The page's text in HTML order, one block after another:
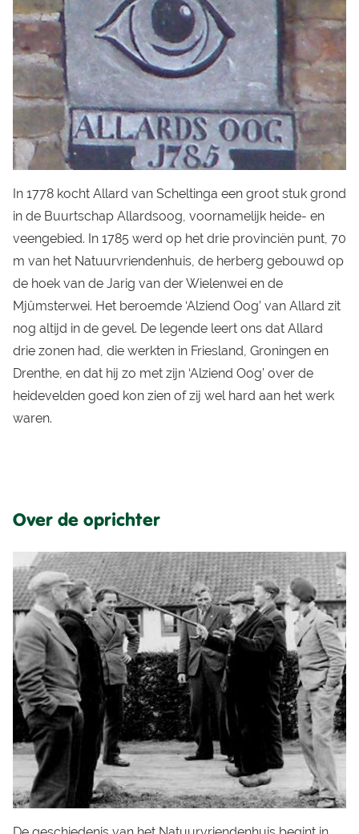
In 1778 kocht Allard van Scheltinga een groot stuk grond
in de Buurtschap Allardsoog, voornamelijk heide- en
veengebied. In 1785 werd op het drie provinciën punt, 70
m van het Natuurvriendenhuis, de herberg gebouwd op
de hoek van de Jarig van der Wielenwei en de
Mjûmsterwei. Het beroemde ‘Alziend Oog’ van Allard zit
nog altijd in de gevel. De legende leert ons dat Allard
drie zonen had, die werkten in Friesland, Groningen en
Drenthe, en dat hij zo met zijn ‘Alziend Oog’ over de
heidevelden goed kon zien of zij wel hard aan het werk
waren.
Over de oprichter